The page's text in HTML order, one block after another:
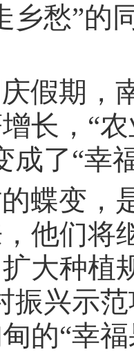
乡愁”的
假期，
长，“
成了“幸
蝶变，
他们将
大种植
振兴示
的“幸